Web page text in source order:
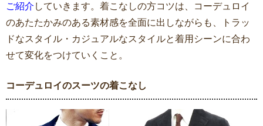
ご紹介 していきます。着こなしの方コツは、コーデュロイ
のあたたかみのある素材感を全面に出しながらも、トラッ
ドなスタイル・カジュアルなスタイルと着用シーンに合わ
せて変化をつけていくこと。
コーデュロイのスーツの着こなし